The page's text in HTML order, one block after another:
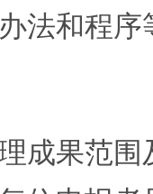
法和程
果范围